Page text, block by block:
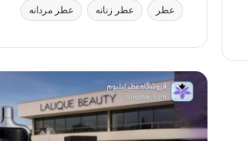
عطر عطر زنانه عطر مردانه
آیا
استفاده
عطر